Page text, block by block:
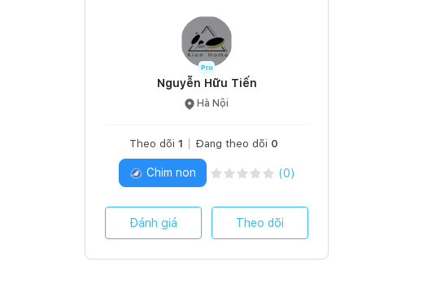
Nguyễn Hữu Tiến
Hà Nội
Theo dõi 1 Đang theo dõi 0
Chim non (0)
Đánh giá Theo dõi